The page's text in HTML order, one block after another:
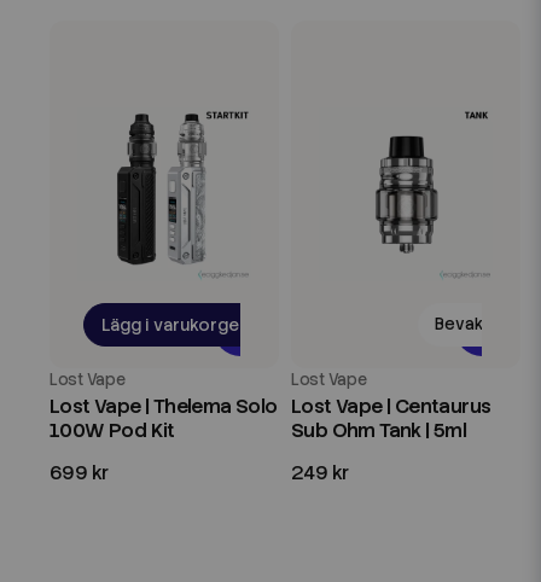
Lägg i varukorgen
Lost Vape
Lost Vape | Thelema Solo
100W Pod Kit
699 kr
Bevaka
Lost Vape
Lost Vape | Centaurus
Sub Ohm Tank | 5ml
249 kr